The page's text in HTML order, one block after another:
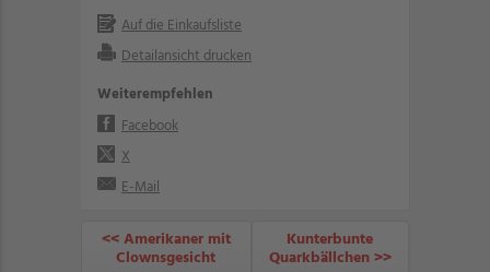
Auf die Einkaufsliste
Detailansicht drucken
Weiterempfehlen
Facebook
X
E-Mail
<< Amerikaner mit
Clownsgesicht
Kunterbunte
Quarkbällchen >>